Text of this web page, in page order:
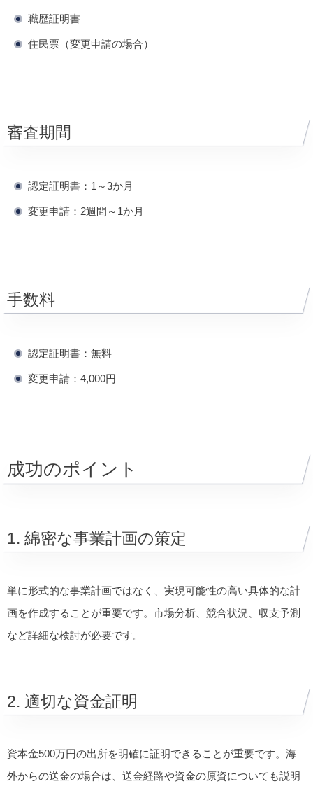
職歴証明書
住民票（変更申請の場合）
審査期間
認定証明書：1～3か月
変更申請：2週間～1か月
手数料
認定証明書：無料
変更申請：4,000円
成功のポイント
1. 綿密な事業計画の策定
単に形式的な事業計画ではなく、実現可能性の高い具体的な計
画を作成することが重要です。市場分析、競合状況、収支予測
など詳細な検討が必要です。
2. 適切な資金証明
資本金500万円の出所を明確に証明できることが重要です。海
外からの送金の場合は、送金経路や資金の原資についても説明